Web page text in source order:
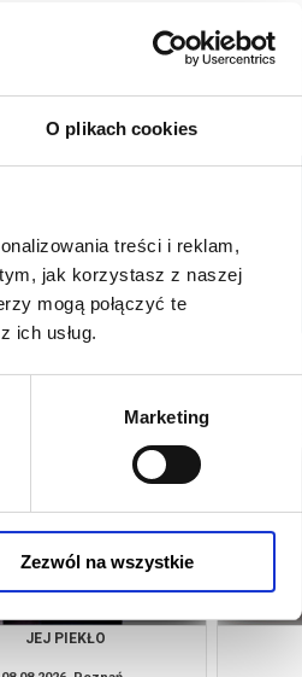
O plikach cookies
treści i reklam,
jak korzystasz z naszej
mogą połączyć te
ich usług.
Marketing
Zezwól na wszystkie
OJCZYZNA
kup bilet
JEJ PIEKŁO